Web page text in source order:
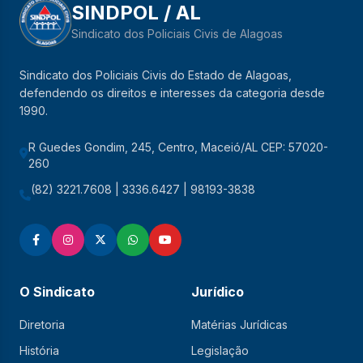
SINDPOL / AL
Sindicato dos Policiais Civis de Alagoas
Sindicato dos Policiais Civis do Estado de Alagoas,
defendendo os direitos e interesses da categoria desde
1990.
R Guedes Gondim, 245, Centro, Maceió/AL CEP: 57020-
260
(82) 3221.7608 | 3336.6427 | 98193-3838
O Sindicato
Diretoria
História
Jurídico
Matérias Jurídicas
Legislação